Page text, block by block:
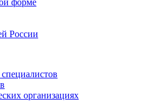
форме
России
организациях